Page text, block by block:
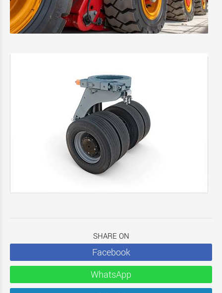
SHARE ON
Facebook
WhatsApp